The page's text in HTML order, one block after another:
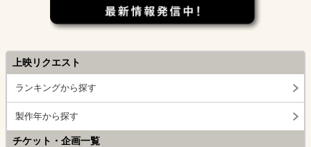
上映リクエスト
ランキングから探す
製作年から探す
チケット・企画一覧